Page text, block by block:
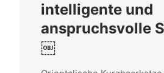
intelligente und
anspruchsvolle
￼